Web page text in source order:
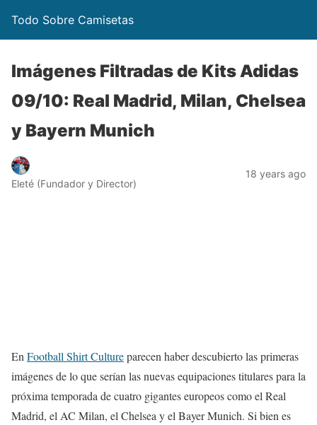
Todo Sobre Camisetas
Imágenes Filtradas de Kits Adidas
09/10: Real Madrid, Milan, Chelsea
y Bayern Munich
Eleté (Fundador y Director)
18 years ago
En Football Shirt Cultureparecen haber descubierto las primeras
imágenes de lo que serían las nuevas equipaciones titulares para la
próxima temporada de cuatro gigantes europeos como el Real
Madrid, el AC Milan, el Chelsea y el Bayer Munich. Si bien es